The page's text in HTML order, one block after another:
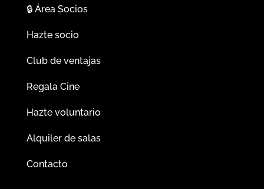
🔒Área Socios
Hazte socio
Club de ventajas
Regala Cine
Hazte voluntario
Alquiler de salas
Contacto